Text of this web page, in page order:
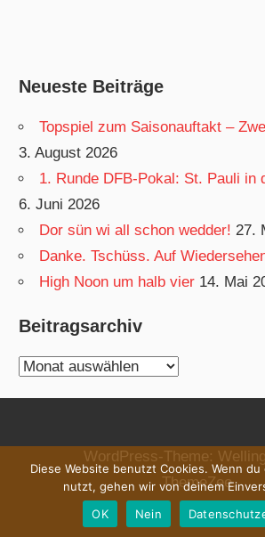
Neueste Beiträge
Topspiel zum Saisonauftakt –
3. August 2026
1. Runde DFB-Pokal: St. Pauli in
6. Juni 2026
Dor sün wi all schon wedder! 27.
Danke. Tschüss. Auf
High Noon um halb vier 14. Mai
Beitragsarchiv
Beitragsarchiv
WordPress-Theme:
ThemeZee.
Diese Website benutzt Cookies. Wenn
nutzt, gehen wir von deinem
OK
Nein